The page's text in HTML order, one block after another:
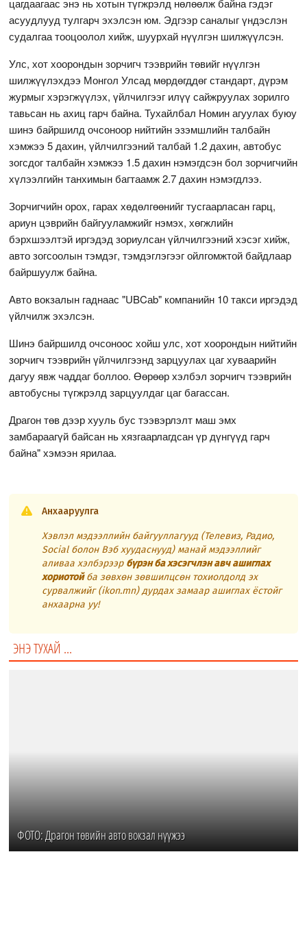
цагдаагаас энэ нь хотын түгжрэлд нөлөөлж байна гэдэг
асуудлууд тулгарч эхэлсэн юм. Эдгээр саналыг үндэслэн
судалгаа тооцоолол хийж, шуурхай нүүлгэн шилжүүлсэн.
Улс, хот хоорондын зорчигч тээврийн төвийг нүүлгэн
шилжүүлэхдээ Монгол Улсад мөрдөгддөг стандарт, дүрэм
журмыг хэрэгжүүлэх, үйлчилгээг илүү сайжруулах зорилго
тавьсан нь ахиц гарч байна. Тухайлбал Номин агуулах буюу
шинэ байршилд очсоноор нийтийн эзэмшлийн талбайн
хэмжээ 5 дахин, үйлчилгээний талбай 1.2 дахин, автобус
зогсдог талбайн хэмжээ 1.5 дахин нэмэгдсэн бол зорчигчийн
хүлээлгийн танхимын багтаамж 2.7 дахин нэмэгдлээ.
Зорчигчийн орох, гарах хөдөлгөөнийг тусгаарласан гарц,
ариун цэврийн байгууламжийг нэмэх, хөгжлийн
бэрхшээлтэй иргэдэд зориулсан үйлчилгээний хэсэг хийж,
авто зогсоолын тэмдэг, тэмдэглэгээг ойлгомжтой байдлаар
байршуулж байна.
Авто вокзалын гаднаас "UBCаb" компанийн 10 такси иргэдэд
үйлчилж эхэлсэн.
Шинэ байршилд очсоноос хойш улс, хот хоорондын нийтийн
зорчигч тээврийн үйлчилгээнд зарцуулах цаг хуваарийн
дагуу явж чаддаг боллоо. Өөрөөр хэлбэл зорчигч тээврийн
автобусны түгжрэлд зарцуулдаг цаг багассан.
Драгон төв дээр хууль бус тээвэрлэлт маш эмх
замбараагүй байсан нь хязгаарлагдсан үр дүнгүүд гарч
байна" хэмээн ярилаа.
Анхааруулга
Хэвлэл мэдээллийн байгууллагууд (Телевиз, Радио,
Social болон Вэб хуудаснууд) манай мэдээллийг
аливаа хэлбэрээр бүрэн ба хэсэгчлэн авч ашиглах
хориотойба зөвхөн зөвшилцсөн тохиолдолд эх
сурвалжийг (ikon.mn) дурдах замаар ашиглах ёстойг
анхаарна уу!
ЭНЭ ТУХАЙ ...
ФОТО: Драгон төвийн авто вокзал нүүжээ